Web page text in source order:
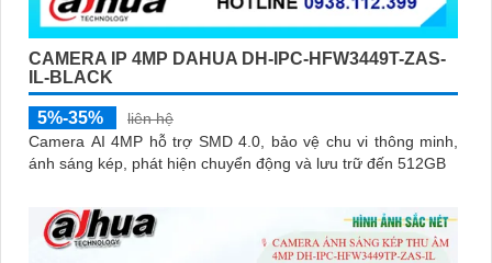
CAMERA IP 4MP DAHUA DH-IPC-HFW3449T-ZAS-
IL-BLACK
5%-35%
liên hệ
Camera AI 4MP hỗ trợ SMD 4.0, bảo vệ chu vi thông minh,
ánh sáng kép, phát hiện chuyển động và lưu trữ đến 512GB